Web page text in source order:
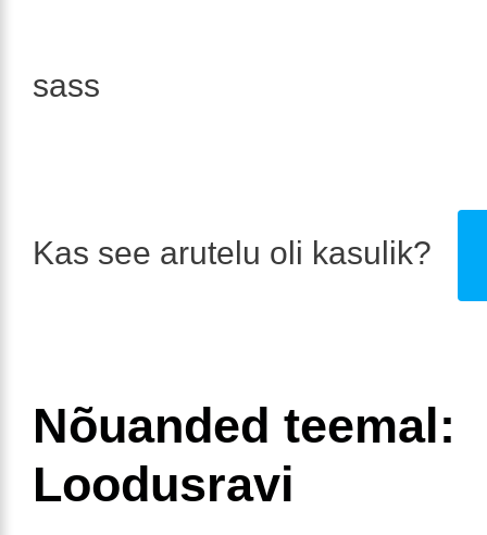
sass
Kas see arutelu oli kasulik?
Nõuanded teemal:
Loodusravi